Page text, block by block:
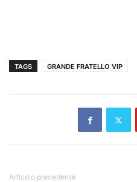
TAGS GRANDE FRATELLO VIP
Articolo precedente